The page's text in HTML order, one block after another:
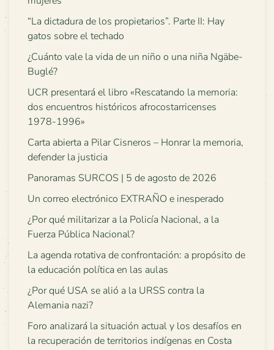
“La dictadura de los propietarios”. Parte II: Hay
gatos sobre el techado
¿Cuánto vale la vida de un niño o una niña Ngäbe-
Buglé?
UCR presentará el libro «Rescatando la memoria:
dos encuentros históricos afrocostarricenses
1978-1996»
Carta abierta a Pilar Cisneros – Honrar la memoria,
defender la justicia
Panoramas SURCOS | 5 de agosto de 2026
Un correo electrónico EXTRAÑO e inesperado
¿Por qué militarizar a la Policía Nacional, a la
Fuerza Pública Nacional?
La agenda rotativa de confrontación: a propósito de
la educación política en las aulas
¿Por qué USA se alió a la URSS contra la
Alemania nazi?
Foro analizará la situación actual y los desafíos en
la recuperación de territorios indígenas en Costa